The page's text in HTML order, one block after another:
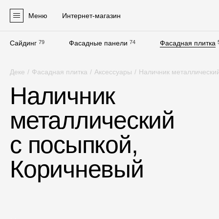
Меню Интернет-магазин
Сайдинг 79 Фасадные панели 74 Фасадная плитка
Сайдинг
Софиты
Фасадная плитка
Комплектующие для фасадов
Деке / Фасадная плитка / Аксессуары / Наличник
Наличник
металлический
с посыпкой,
Коричневый